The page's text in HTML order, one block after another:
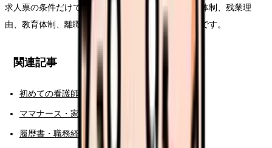
求人票の条件だけで決めず、職場見学や面接で人員体制、残業理
由、教育体制、離職理由、夜勤回数を確認することです。
関連記事
初めての看護師転職ガイド
ママナース・家庭両立の転職ガイド
履歴書・職務経歴書・面接対策ハブ